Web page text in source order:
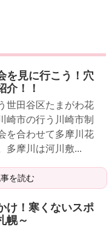
を見に行こう！穴
介！！
世田谷区たまがわ花
崎市の行う川崎市制
を合わせて多摩川花
多摩川は河川敷...
を読む
け！寒くないスポ
幌～